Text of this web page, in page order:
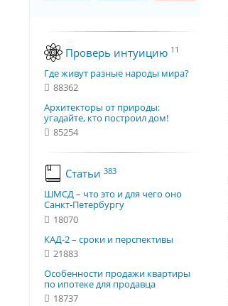
Проверь интуицию 11
Где живут разные народы мира?
88362
Архитекторы от природы:
угадайте, кто построил дом!
85254
Статьи 383
ШМСД – что это и для чего оно
Санкт-Петербургу
18070
КАД-2 – сроки и перспективы
21883
Особенности продажи квартиры
по ипотеке для продавца
18737